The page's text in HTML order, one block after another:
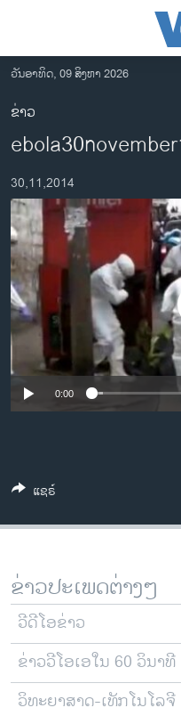
ເຂົ້າ
ຫາ
ຂ້າມ
ຂ້າມ
ໄປ
ຫາ
ຊອກ
ຄົ້ນ
ອາເມຣິກາ
ການເລືອກຕັ້ງ ປະທານາທີບໍດີ ສ
ຂ່າວ​ຈີນ
ໂລກ
ເອເຊຍ
ອິດສະຫຼະພາບດ້ານການຂ່າວ
ຊີວິດຊາວລາວ
ຊຸມຊົນຊາວລາວ
ວິທະຍາສາດ-ເທັກໂນໂລຈີ
ພາສາອັງກິດ
ລາຍການກະຈາຍສຽງ
ລາຍງານ
ຕິດຕາມພວກເຮົາ ທີ່
ພາສາຕ່າງໆ
ວັນອາທິດ, 09 ສິງຫາ 2026
ຂ່າວ
30,11,2014
No media
0:00
ແຊຣ໌
ຂ່າວປະເພດຕ່າງໆ
ວີດີໂອຂ່າວ
ຂ່າວວີໂອເອໃນ 60 ວິນາທີ
ວິທະຍາສາດ-ເທັກໂນໂລຈີ